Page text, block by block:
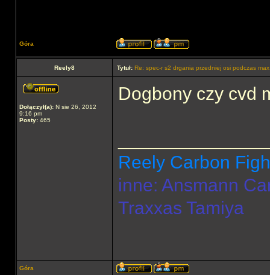
Góra
Reely8 Tytuł: Re: spec-r s2 drgania przedniej osi podczas
Dołączył(a): N sie 26, 2012
9:16 pm
Posty: 465
Dogbony czy cvd
Reely Carbon
inne: Ansmann
Traxxas Tamiya
Góra